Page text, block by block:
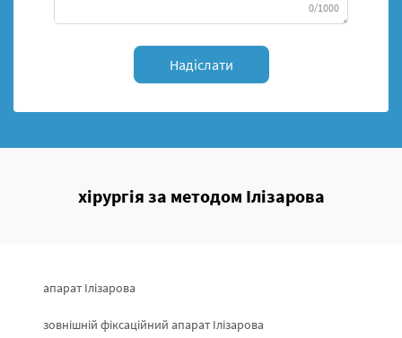
0/1000
Надіслати
хірургія за методом Ілізарова
апарат Ілізарова
зовнішній фіксаційний апарат Ілізарова